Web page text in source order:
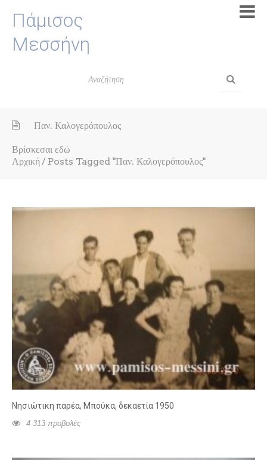
Πάμισος
Μεσσήνη
Παν. Καλογερόπουλος
Βρίσκεσαι εδώ
Αρχική/ Posts Tagged "Παν. Καλογερόπουλος"
Νησιώτικη παρέα, Μπούκα, δεκαετία 1950
4 313 προβολές